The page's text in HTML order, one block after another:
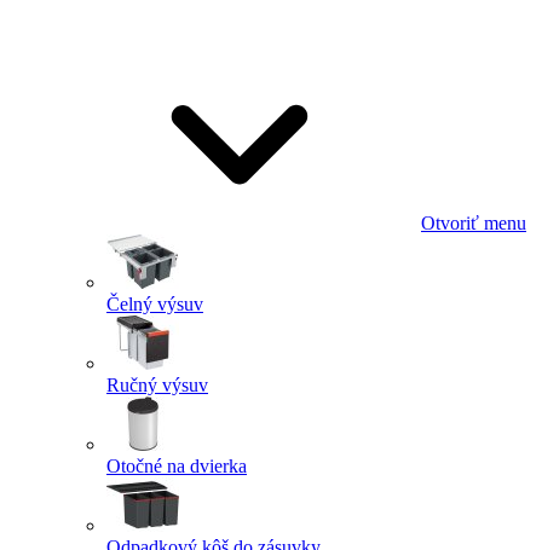
Otvoriť menu
Čelný výsuv
Ručný výsuv
Otočné na dvierka